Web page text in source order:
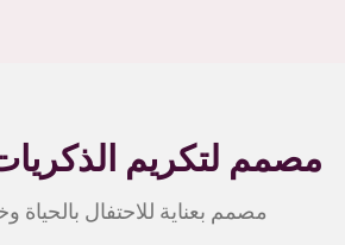
مصمم لتكريم
مصمم بعناية للاحتفال بالحياة